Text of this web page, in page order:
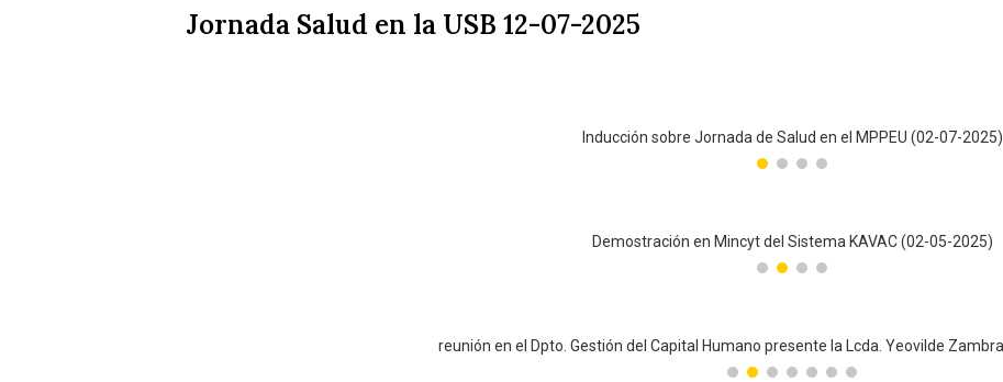
Jornada Salud en la USB 12-07-2025
Inducción sobre Jornada de Salud en el MPPEU (02-07-2025)
Demostración en Mincyt del Sistema KAVAC (02-05-2025)